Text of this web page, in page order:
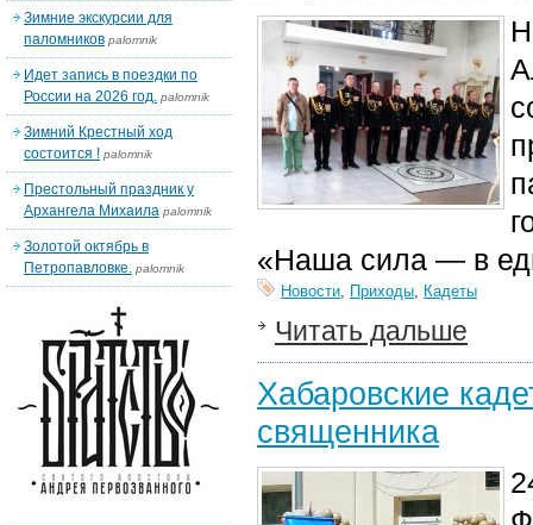
«Наша сила — в
Новости, Приходы, Кадеты
Читать дальше
Хабаровские
священника
Зимние экскурсии для
паломников palomnik
Идет запись в поездки по
России на 2026 год. palomnik
Зимний Крестный ход
состоится ! palomnik
Престольный праздник у
Архангела Михаила palomnik
Золотой октябрь в
Петропавловке. palomnik